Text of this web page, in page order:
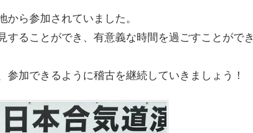
ら参加されていました。
することができ、有意義な時間を過ごすことができ
加できるように稽古を継続していきましょう！